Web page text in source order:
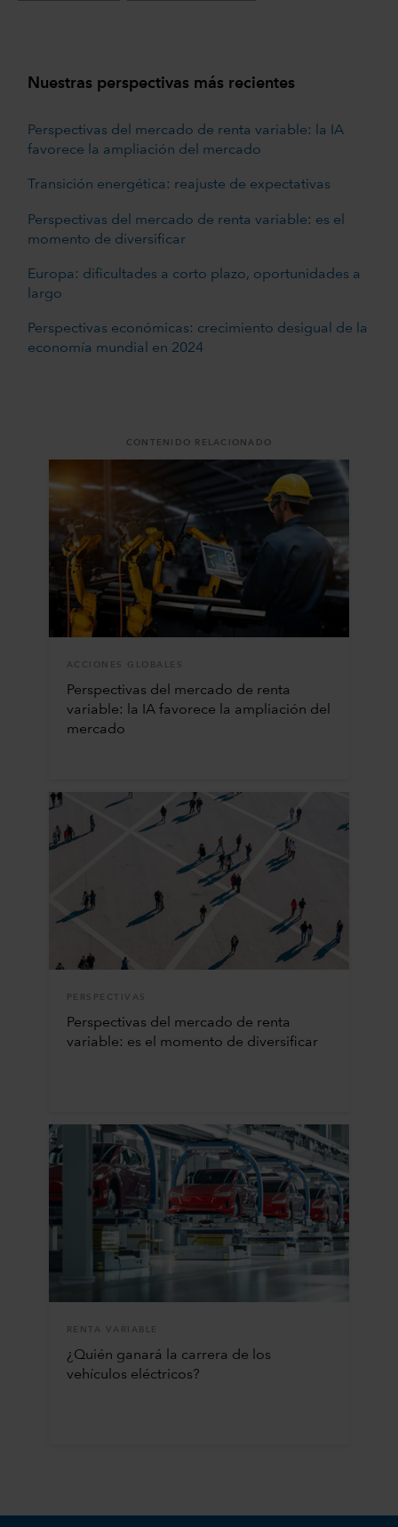
Nuestras perspectivas más recientes
Perspectivas del mercado de renta variable: la IA
favorece la ampliación del mercado
Transición energética: reajuste de expectativas
Perspectivas del mercado de renta variable: es el
momento de diversificar
Europa: dificultades a corto plazo, oportunidades a
largo
Perspectivas económicas: crecimiento desigual de la
economía mundial en 2024
CONTENIDO RELACIONADO
ACCIONES GLOBALES
Perspectivas del mercado de renta
variable: la IA favorece la ampliación del
mercado
PERSPECTIVAS
Perspectivas del mercado de renta
variable: es el momento de diversificar
RENTA VARIABLE
¿Quién ganará la carrera de los
vehículos eléctricos?